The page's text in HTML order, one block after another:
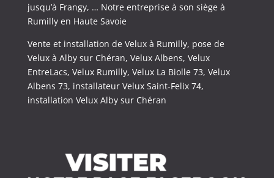
jusqu’à Frangy, … Notre entreprise à son siège à
Rumilly en Haute Savoie
Vente et installation de Velux à Rumilly, pose de
Velux à Alby sur Chéran, Velux Albens, Velux
EntreLacs, Velux Rumilly, Velux La Biolle 73, Velux
Albens 73, installateur Velux Saint-Felix 74,
installation Velux Alby sur Chéran